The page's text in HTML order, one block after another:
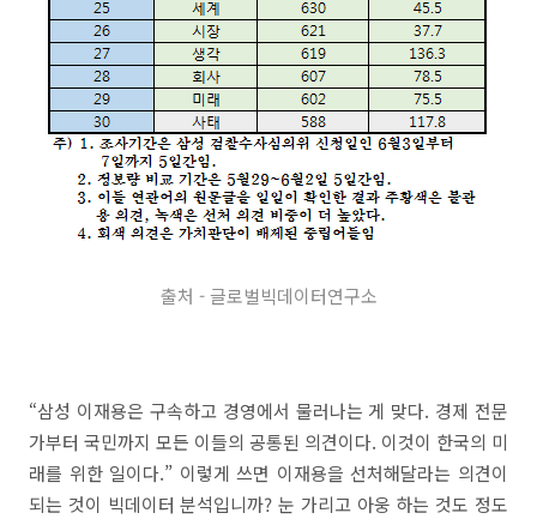
출처 - 글로벌빅데이터연구소
“삼성 이재용은 구속하고 경영에서 물러나는 게 맞다. 경제 전문
가부터 국민까지 모든 이들의 공통된 의견이다. 이것이 한국의 미
래를 위한 일이다.” 이렇게 쓰면 이재용을 선처해달라는 의견이
되는 것이 빅데이터 분석입니까? 눈 가리고 아웅 하는 것도 정도